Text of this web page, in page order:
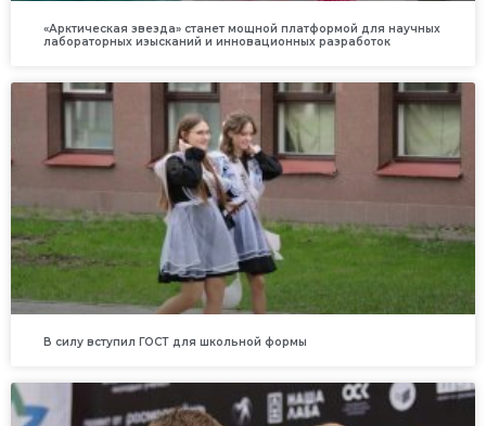
«Арктическая звезда» станет мощной платформой для научных
лабораторных изысканий и инновационных разработок
В силу вступил ГОСТ для школьной формы